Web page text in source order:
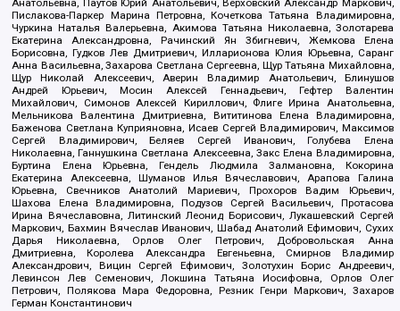
Анатольевна, Паутов Юрий Анатольевич, Верховский Александр Маркович,
Пислакова-Паркер Марина Петровна, Кочеткова Татьяна Владимировна,
Чуркина Наталья Валерьевна, Акимова Татьяна Николаевна, Золотарева
Екатерина Александровна, Рачинский Ян Збигневич, Жемкова Елена
Борисовна, Гудков Лев Дмитриевич, Илларионова Юлия Юрьевна, Саранг
Анна Васильевна, Захарова Светлана Сергеевна, Щур Татьяна Михайловна,
Щур Николай Алексеевич, Аверин Владимир Анатольевич, Блинушов
Андрей Юрьевич, Мосин Алексей Геннадьевич, Гефтер Валентин
Михайлович, Симонов Алексей Кириллович, Флиге Ирина Анатольевна,
Мельникова Валентина Дмитриевна, Вититинова Елена Владимировна,
Баженова Светлана Куприяновна, Исаев Сергей Владимирович, Максимов
Сергей Владимирович, Беляев Сергей Иванович, Голубева Елена
Николаевна, Ганнушкина Светлана Алексеевна, Закс Елена Владимировна,
Буртина Елена Юрьевна, Гендель Людмила Залмановна, Кокорина
Екатерина Алексеевна, Шуманов Илья Вячеславович, Арапова Галина
Юрьевна, Свечников Анатолий Мариевич, Прохоров Вадим Юрьевич,
Шахова Елена Владимировна, Подузов Сергей Васильевич, Протасова
Ирина Вячеславовна, Литинский Леонид Борисович, Лукашевский Сергей
Маркович, Бахмин Вячеслав Иванович, Шабад Анатолий Ефимович, Сухих
Дарья Николаевна, Орлов Олег Петрович, Добровольская Анна
Дмитриевна, Королева Александра Евгеньевна, Смирнов Владимир
Александрович, Вицин Сергей Ефимович, Золотухин Борис Андреевич,
Левинсон Лев Семенович, Локшина Татьяна Иосифовна, Орлов Олег
Петрович, Полякова Мара Федоровна, Резник Генри Маркович, Захаров
Герман Константинович